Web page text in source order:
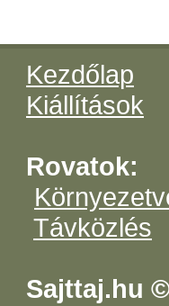
Kezdőlap
Kiállítások
Rovatok:
Távközlés
Sajttaj.hu